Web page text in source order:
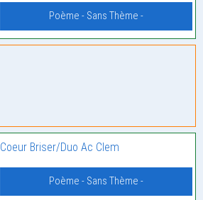
Poème - Sans Thème -
Coeur Briser/Duo Ac Clem
Poème - Sans Thème -